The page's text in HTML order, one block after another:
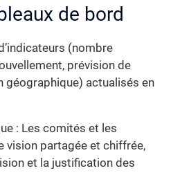
de bord
(nombre
prévision de
géographique) actualisés en
: Les comités et les
vision partagée et chiffrée,
et la justification des